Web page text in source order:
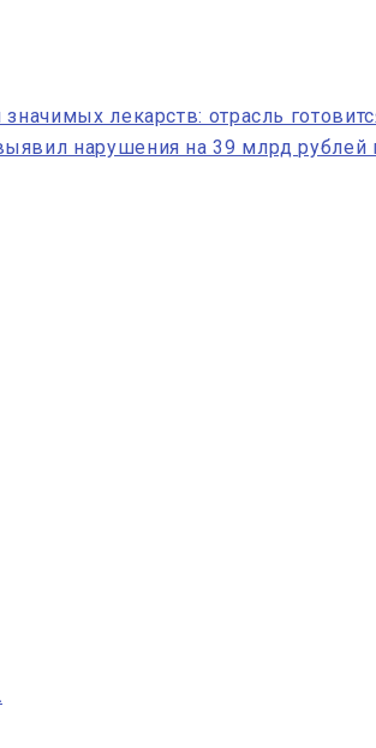
лекарств: отрасль
нарушения на 39 млрд рублей